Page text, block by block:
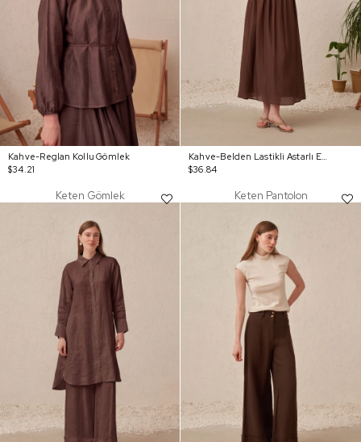
Kahve-Reglan Kollu Gömlek
$34.21
Kahve-Belden Lastikli Astarlı Etek
$36.84
Keten Gömlek Keten Pantolon